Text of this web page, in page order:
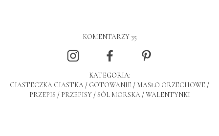
KOMENTARZY 35
KATEGORIA:
CIASTECZKA CIASTKA / GOTOWANIE / MASŁO ORZECHOWE /
PRZEPIS / PRZEPISY/SÓL MORSKA/WALENTYNKI